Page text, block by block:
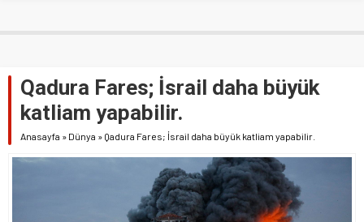
Qadura Fares; İsrail daha büyük
katliam yapabilir.
Anasayfa » Dünya » Qadura Fares; İsrail daha büyük katliam yapabilir.